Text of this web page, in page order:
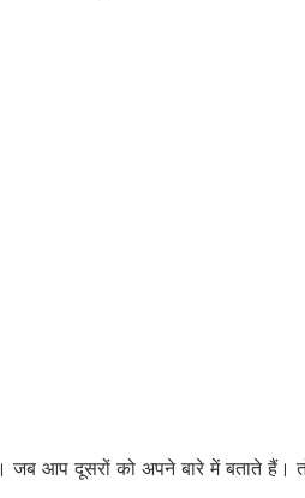
आप दूसरों को अपने बारे में बताते हैं।